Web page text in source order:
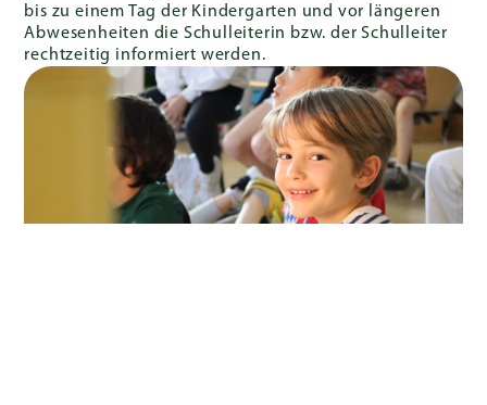
bis zu einem Tag der Kindergarten und vor längeren
Abwesenheiten die Schulleiterin bzw. der Schulleiter
rechtzeitig informiert werden.